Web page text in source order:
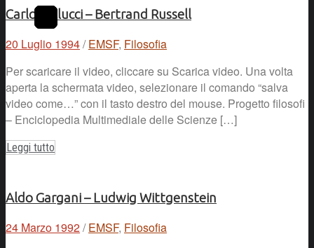
Carlo Cellucci – Bertrand Russell
20 Luglio 1994/ EMSF, Filosofia
Per scaricare il video, cliccare su Scarica video. Una volta
aperta la schermata video, selezionare il comando “salva
video come…” con il tasto destro del mouse. Progetto filosofi
– Enciclopedia Multimediale delle Scienze […]
Leggi tutto
Aldo Gargani – Ludwig Wittgenstein
24 Marzo 1992/ EMSF, Filosofia